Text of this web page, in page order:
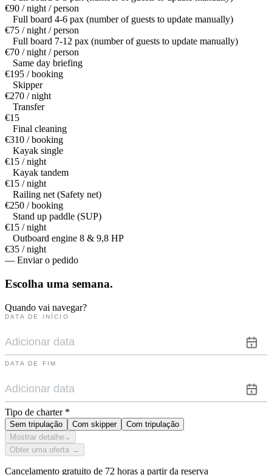
€90 / night / person
Full board 4-6 pax (number of guests to update manually)
€75 / night / person
Full board 7-12 pax (number of guests to update manually)
€70 / night / person
Same day briefing
€195 / booking
Skipper
€270 / night
Transfer
€15
Final cleaning
€310 / booking
Kayak single
€15 / night
Kayak tandem
€15 / night
Railing net (Safety net)
€250 / booking
Stand up paddle (SUP)
€15 / night
Outboard engine 8 & 9,8 HP
€35 / night
— Enviar o pedido
Escolha uma semana.
Quando vai navegar?
DATA DE INÍCIO
DATA DE FIM
Tipo de charter *
Sem tripulação Com skipper
Com tripulação
Mostrar detalhe ⌄
Obter uma oferta →
Cancelamento gratuito de 72 horas a partir da reserva